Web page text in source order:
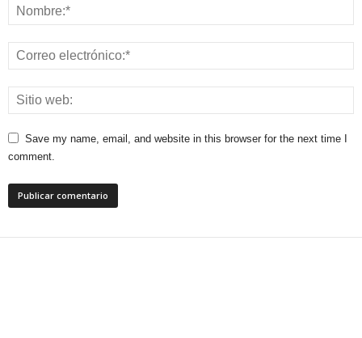
Save my name, email, and website in this browser for the next time I
comment.